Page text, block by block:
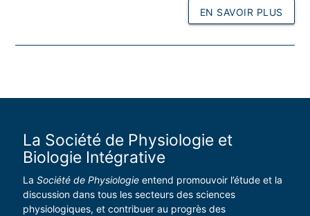
EN SAVOIR PLUS
La Société de Physiologie et
Biologie Intégrative
La Société de Physiologieentend promouvoir l’étude et la
discussion dans tous les secteurs des sciences
physiologiques, et contribuer au progrès des